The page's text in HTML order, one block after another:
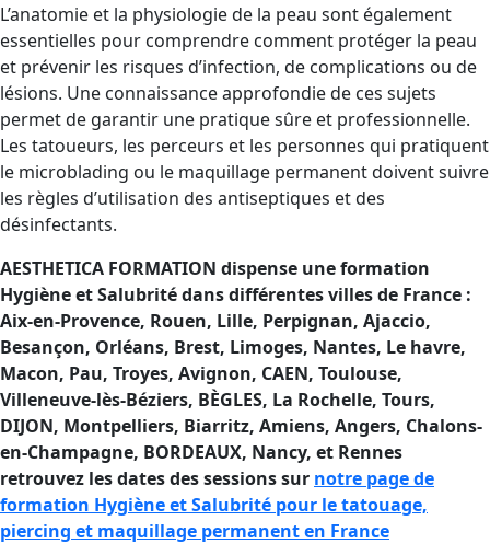
L’anatomie et la physiologie de la peau sont également
essentielles pour comprendre comment protéger la peau
et prévenir les risques d’infection, de complications ou de
lésions. Une connaissance approfondie de ces sujets
permet de garantir une pratique sûre et professionnelle.
Les tatoueurs, les perceurs et les personnes qui pratiquent
le microblading ou le maquillage permanent doivent suivre
les règles d’utilisation des antiseptiques et des
désinfectants.
AESTHETICA FORMATION dispense une formation
Hygiène et Salubrité dans différentes villes de France :
Aix-en-Provence, Rouen, Lille, Perpignan, Ajaccio,
Besançon, Orléans, Brest, Limoges, Nantes, Le havre,
Macon, Pau, Troyes, Avignon, CAEN, Toulouse,
Villeneuve-lès-Béziers, BÈGLES, La Rochelle, Tours,
DIJON, Montpelliers, Biarritz, Amiens, Angers, Chalons-
en-Champagne, BORDEAUX, Nancy, et Rennes
retrouvez les dates des sessions sur notre page de
formation Hygiène et Salubrité pour le tatouage,
piercing et maquillage permanent en France